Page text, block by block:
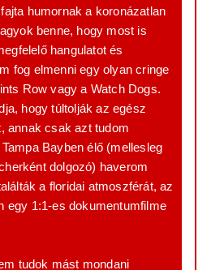
humornak a koronázatlan
benne, hogy most is
hangulatot és
fog elmenni egy olyan cringe
Row vagy a Watch Dogs.
hogy túltolják az egész
annak csak azt tudom
Bayben élő (mellesleg
dolgozó) haverom
a floridai atmoszférát, az
egy 1:1-es dokumentumfilme
tudok mást mondani